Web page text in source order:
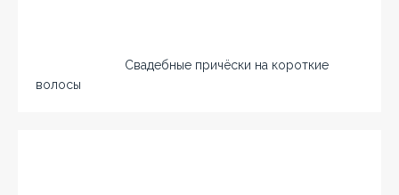
Свадебные причёски на короткие
волосы